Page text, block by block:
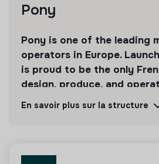
Pony
Pony is one of the leading
operators in Europe.
is proud to be the only
design, produce, and
and scooters across 21 cities
En savoir plus sur la structure